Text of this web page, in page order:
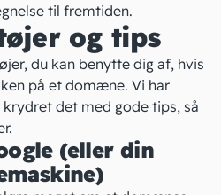
til fremtiden.
og tips
du kan benytte dig af, hvis
på et domæne. Vi har
det med gode tips, så
(eller din